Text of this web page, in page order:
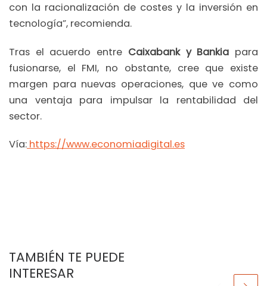
con la racionalización de costes y la inversión en
tecnología”, recomienda.
Tras el acuerdo entre Caixabank y Bankia para
fusionarse, el FMI, no obstante, cree que existe
margen para nuevas operaciones, que ve como
una ventaja para impulsar la rentabilidad del
sector.
Vía: https://www.economiadigital.es
TAMBIÉN TE PUEDE
INTERESAR